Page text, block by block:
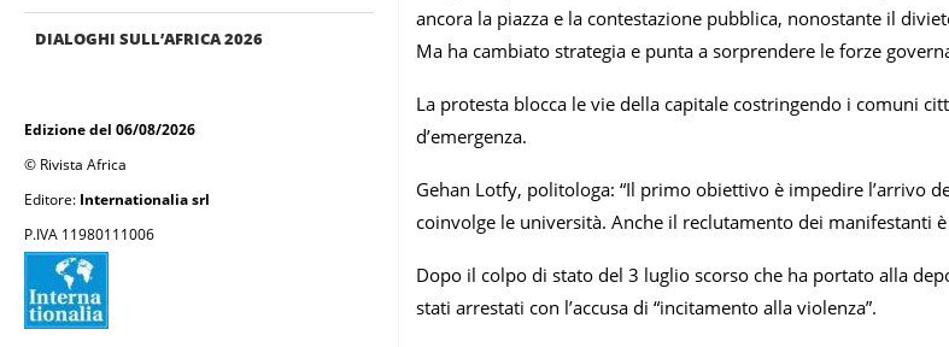
DIALOGHI SULL’AFRICA 2026
Edizione del 06/08/2026
© Rivista Africa
Editore: Internationalia srl
P.IVA 11980111006
ancora la piazza e la contestazione pubblica, nonostante il
Ma ha cambiato strategia e punta a sorprendere le forze
La protesta blocca le vie della capitale costringendo i comuni
d’emergenza.
Gehan Lotfy, politologa: “Il primo obiettivo è impedire l’arrivo
coinvolge le università. Anche il reclutamento dei manifestanti
Dopo il colpo di stato del 3 luglio scorso che ha portato alla
stati arrestati con l’accusa di “incitamento alla violenza”.